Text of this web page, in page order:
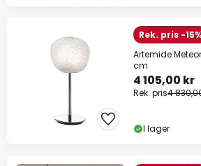
Rek. pris -15%
Artemide
cm
4 105,00 kr
Rek. pris4
I lager